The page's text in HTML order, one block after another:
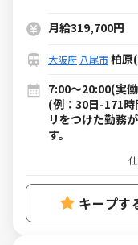
月給319,700円
大阪府 八尾市柏原
7:00～20:00(実
(例：30日-171
リをつけた勤務
す。
キープす